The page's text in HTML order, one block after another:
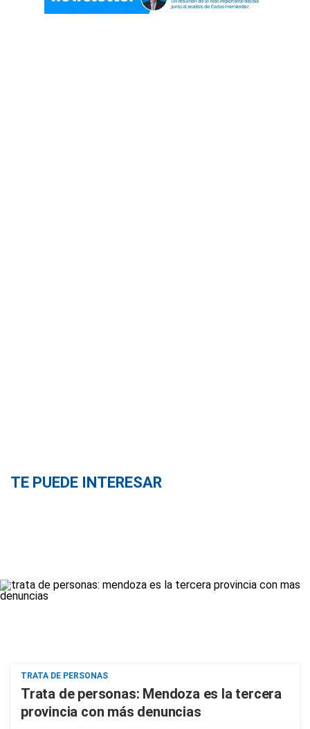
TE PUEDE INTERESAR
TRATA DE PERSONAS
Trata de personas: Mendoza es la tercera
provincia con más denuncias